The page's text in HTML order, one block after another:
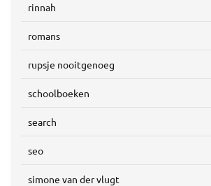
rinnah
romans
rupsje nooitgenoeg
schoolboeken
search
seo
simone van der vlugt